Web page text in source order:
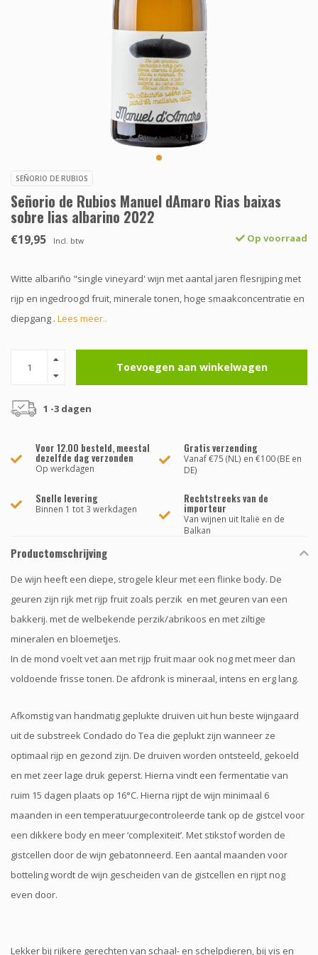
SEÑORIO DE RUBIOS
Señorio de Rubios Manuel dAmaro Rias baixas
sobre lias albarino 2022
€19,95 Incl. btw Op voorraad
Witte albariño "single vineyard' wijn met aantal jaren flesrijping met
rijp en ingedroogd fruit, minerale tonen, hoge smaakconcentratie en
diepgang . Lees meer..
Toevoegen aan winkelwagen
1 -3 dagen
Voor 12.00 besteld, meestal
dezelfde dag verzonden
Op werkdagen
Gratis verzending
Vanaf €75 (NL) en €100 (BE en
DE)
Snelle levering
Binnen 1 tot 3 werkdagen
Rechtstreeks van de
importeur
Van wijnen uit Italië en de
Balkan
Productomschrijving
De wijn heeft een diepe, strogele kleur met een flinke body. De
geuren zijn rijk met rijp fruit zoals perzik en met geuren van een
bakkerij. met de welbekende perzik/abrikoos en met ziltige
mineralen en bloemetjes.
In de mond voelt vet aan met rijp fruit maar ook nog met meer dan
voldoende frisse tonen. De afdronk is mineraal, intens en erg lang.
Afkomstig van handmatig geplukte druiven uit hun beste wijngaard
uit de substreek Condado do Tea die geplukt zijn wanneer ze
optimaal rijp en gezond zijn. De druiven worden ontsteeld, gekoeld
en met zeer lage druk geperst. Hierna vindt een fermentatie van
ruim 15 dagen plaats op 16°C. Hierna rijpt de wijn minimaal 6
maanden in een temperatuurgecontroleerde tank op de gistcel voor
een dikkere body en meer ‘complexiteit’. Met stikstof worden de
gistcellen door de wijn gebatonneerd. Een aantal maanden voor
botteling wordt de wijn gescheiden van de gistcellen en rijpt nog
even door.
Lekker bij rijkere gerechten van schaal- en schelpdieren, bij vis en